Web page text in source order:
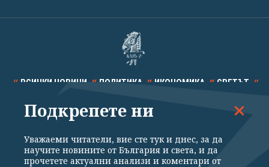
ВСИЧКИ НОВИНИ ПОЛИТИКА ИКОНОМИКА СВЕТЪТ
СПОРТ КУЛТУРА ТЕХНОЛОГИИ КАЛЕЙДОСКОП
Подкрепете ни
Уважаеми читатели, вие сте тук и днес, за да
научите новините от България и света, и да
прочетете актуални анализи и коментари от